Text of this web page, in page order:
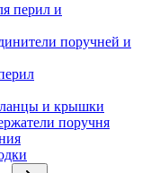
перил и
поручней и
и крышки
поручня